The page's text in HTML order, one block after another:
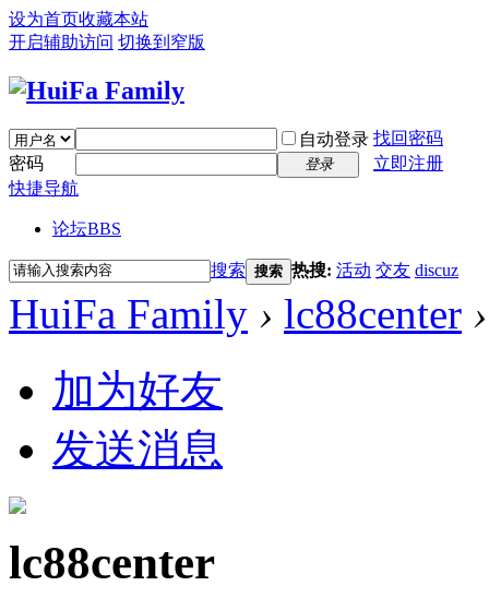
设为首页收藏本站
开启辅助访问 切换到窄版
自动登录 找回密码
密码
登录
立即注册
快捷导航
论坛BBS
搜索 搜索 热搜: 活动 交友 discuz
HuiFa Family › lc88center ›
加为好友
发送消息
lc88center